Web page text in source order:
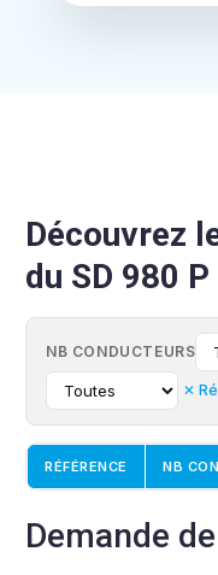
Découvrez
du SD 980 P
NB CONDUCTEURS
✕
RÉFÉRENCE NB
Demande